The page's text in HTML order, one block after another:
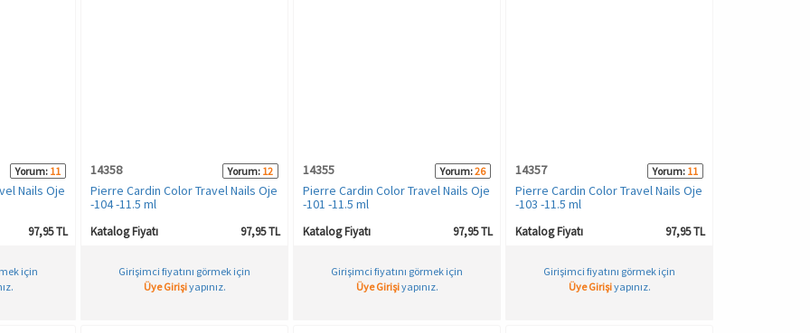
Yorum: 11
Nails Oje
97,95 TL
için
14358 Yorum: 12
Pierre Cardin Color Travel Nails Oje
-104 -11.5 ml
Katalog Fiyatı 97,95 TL
Girişimci fiyatını görmek için
Üye Girişiyapınız.
14355 Yorum:26
Pierre Cardin Color Travel Nails Oje
-101 -11.5 ml
Katalog Fiyatı 97,95 TL
Girişimci fiyatını görmek için
Üye Girişiyapınız.
14357 Yorum: 11
Pierre Cardin Color Travel Nails Oje
-103 -11.5 ml
Katalog Fiyatı 97,95 TL
Girişimci fiyatını görmek için
Üye Girişiyapınız.